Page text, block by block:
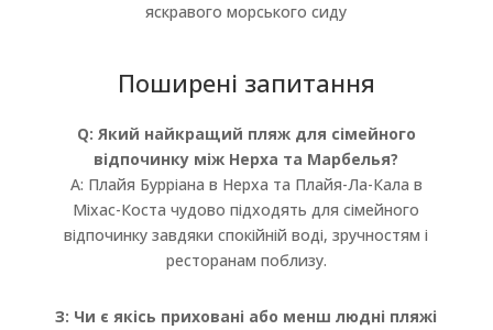
яскравого морського сиду
Поширені запитання
Q: Який найкращий пляж для сімейного
відпочинку між Нерха та Марбелья?
A: Плайя Бурріана в Нерха та Плайя-Ла-Кала в
Міхас-Коста чудово підходять для сімейного
відпочинку завдяки спокійній воді, зручностям і
ресторанам поблизу.
З: Чи є якісь приховані або менш людні пляжі